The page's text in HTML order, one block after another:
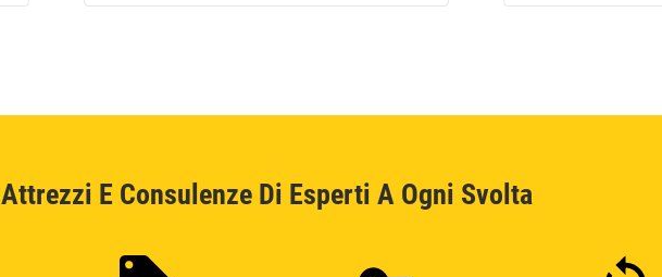
Attrezzi E Consulenze Di Esperti A Ogni Svolta